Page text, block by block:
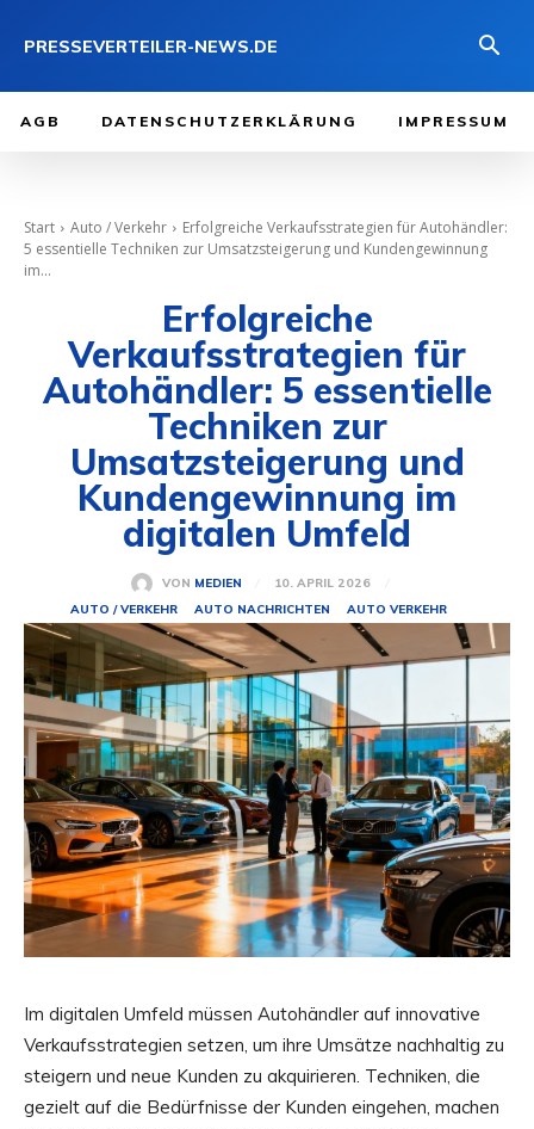
PRESSEVERTEILER-NEWS.DE
AGB DATENSCHUTZERKLÄRUNG IMPRESSUM
Start Auto / Verkehr
Erfolgreiche Verkaufsstrategien für Autohändler:
5 essentielle Techniken zur Umsatzsteigerung und Kundengewinnung
im...
Erfolgreiche
Verkaufsstrategien für
Autohändler: 5 essentielle
Techniken zur
Umsatzsteigerung und
Kundengewinnung im
digitalen Umfeld
VON MEDIEN
10. APRIL 2026
AUTO / VERKEHR
AUTO NACHRICHTEN AUTO VERKEHR
Im digitalen Umfeld müssen Autohändler auf innovative
Verkaufsstrategien setzen, um ihre Umsätze nachhaltig zu
steigern und neue Kunden zu akquirieren. Techniken, die
gezielt auf die Bedürfnisse der Kunden eingehen, machen